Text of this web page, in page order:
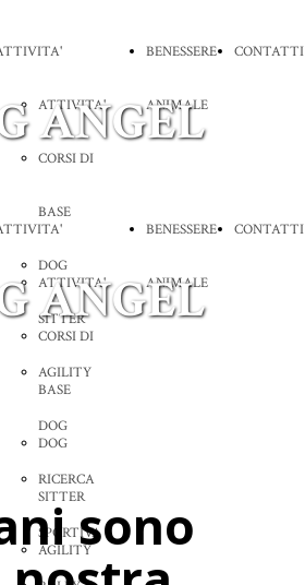
ATTIVITA'
CORSI DI
BASE
DOG
SITTER
AGILITY
DOG
RICERCA
SPORTIVA
BENESSERE
ANIMALE
CONTATTI
ANGEL
ATTIVITA'
CORSI DI
BASE
DOG
SITTER
AGILITY
BENESSERE
ANIMALE
CONTATTI
ANGEL
sono